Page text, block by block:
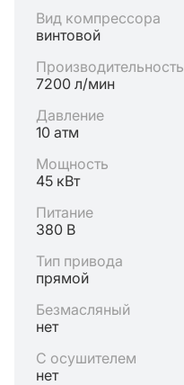
Вид компрессора
винтовой
Производительность
7200 л/мин
Давление
10 атм
Мощность
45 кВт
Питание
380 В
Тип привода
прямой
Безмасляный
нет
С осушителем
нет